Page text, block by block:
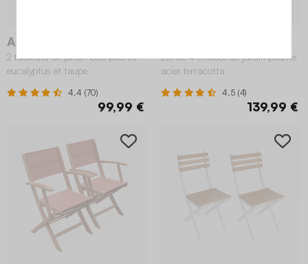
Almeria
2 fauteuils de jardin bois pliants
eucalyptus et taupe
4.4 (70)
99,99 €
Lot de 4 chaises de jardin pliante
acier terracotta
4.5 (4)
139,99 €